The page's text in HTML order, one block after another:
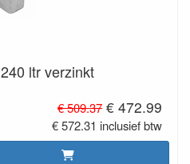
ltr verzinkt
€ 509.37 € 472.99
€ 572.31 inclusief btw